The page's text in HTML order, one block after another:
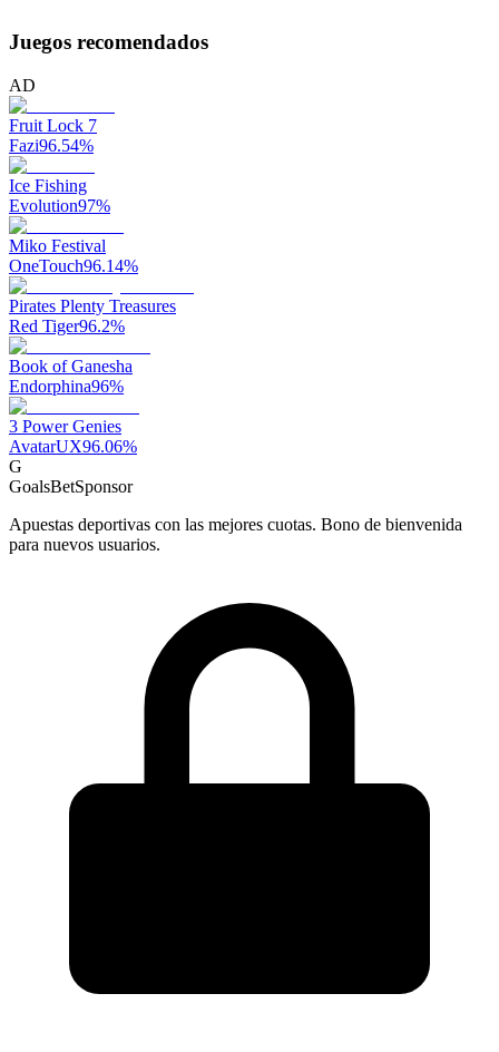
Juegos recomendados
AD
Fruit Lock 7
Fazi96.54%
Ice Fishing
Evolution97%
Miko Festival
OneTouch96.14%
Pirates Plenty Treasures
Red Tiger96.2%
Book of Ganesha
Endorphina96%
3 Power Genies
AvatarUX96.06%
G
GoalsBetSponsor
Apuestas deportivas con las mejores cuotas. Bono de bienvenida
para nuevos usuarios.